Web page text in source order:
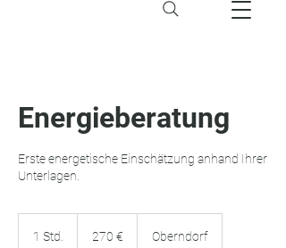
Energieberatung
Erste energetische Einschätzung anhand Ihrer
Unterlagen.
1 Std. 270 € Oberndorf